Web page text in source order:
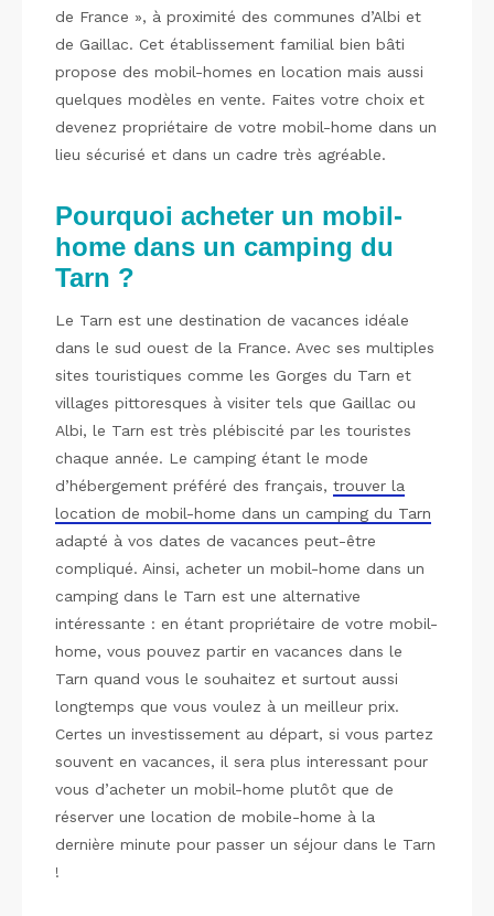
de France », à proximité des communes d’Albi et
de Gaillac. Cet établissement familial bien bâti
propose des mobil-homes en location mais aussi
quelques modèles en vente. Faites votre choix et
devenez propriétaire de votre mobil-home dans un
lieu sécurisé et dans un cadre très agréable.
Pourquoi acheter un mobil-
home dans un camping du
Tarn ?
Le Tarn est une destination de vacances idéale
dans le sud ouest de la France. Avec ses multiples
sites touristiques comme les Gorges du Tarn et
villages pittoresques à visiter tels que Gaillac ou
Albi, le Tarn est très plébiscité par les touristes
chaque année. Le camping étant le mode
d’hébergement préféré des français, trouver la
location de mobil-home dans un camping du Tarn
adapté à vos dates de vacances peut-être
compliqué. Ainsi, acheter un mobil-home dans un
camping dans le Tarn est une alternative
intéressante : en étant propriétaire de votre mobil-
home, vous pouvez partir en vacances dans le
Tarn quand vous le souhaitez et surtout aussi
longtemps que vous voulez à un meilleur prix.
Certes un investissement au départ, si vous partez
souvent en vacances, il sera plus interessant pour
vous d’acheter un mobil-home plutôt que de
réserver une location de mobile-home à la
dernière minute pour passer un séjour dans le Tarn
!